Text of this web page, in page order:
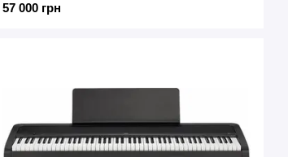
57 000 грн